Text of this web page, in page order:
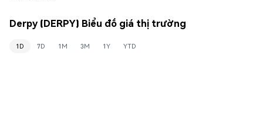
Derpy (DERPY) Biểu đồ giá thị trường
1D 7D 1M 3M 1Y YTD